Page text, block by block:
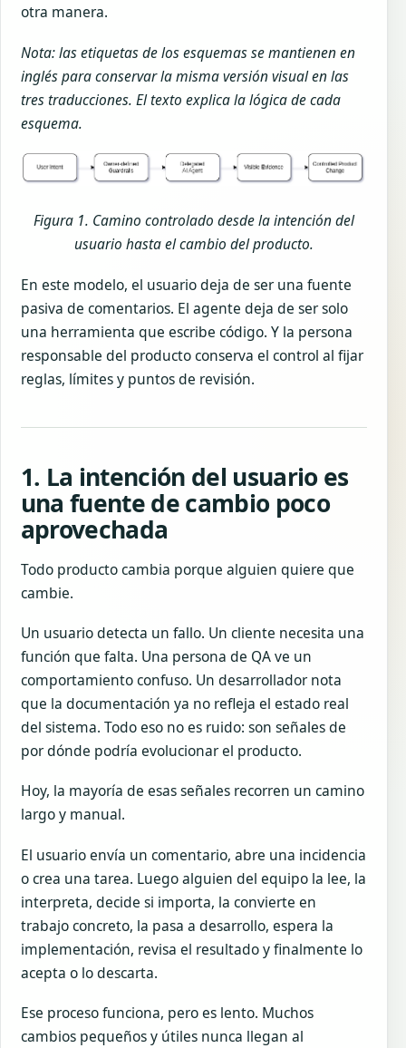
otra manera.
Nota: las etiquetas de los esquemas se mantienen en
inglés para conservar la misma versión visual en las
tres traducciones. El texto explica la lógica de cada
esquema.
Figura 1. Camino controlado desde la intención del
usuario hasta el cambio del producto.
En este modelo, el usuario deja de ser una fuente
pasiva de comentarios. El agente deja de ser solo
una herramienta que escribe código. Y la persona
responsable del producto conserva el control al fijar
reglas, límites y puntos de revisión.
1. La intención del usuario es
una fuente de cambio poco
aprovechada
Todo producto cambia porque alguien quiere que
cambie.
Un usuario detecta un fallo. Un cliente necesita una
función que falta. Una persona de QA ve un
comportamiento confuso. Un desarrollador nota
que la documentación ya no refleja el estado real
del sistema. Todo eso no es ruido: son señales de
por dónde podría evolucionar el producto.
Hoy, la mayoría de esas señales recorren un camino
largo y manual.
El usuario envía un comentario, abre una incidencia
o crea una tarea. Luego alguien del equipo la lee, la
interpreta, decide si importa, la convierte en
trabajo concreto, la pasa a desarrollo, espera la
implementación, revisa el resultado y finalmente lo
acepta o lo descarta.
Ese proceso funciona, pero es lento. Muchos
cambios pequeños y útiles nunca llegan al